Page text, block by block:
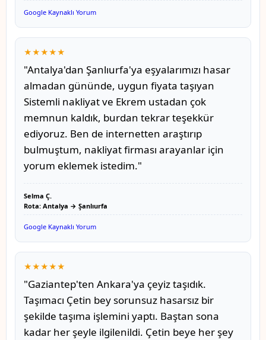
Google Kaynaklı Yorum
★★★★★
"Antalya'dan Şanlıurfa'ya eşyalarımızı hasar
almadan gününde, uygun fiyata taşıyan
Sistemli nakliyat ve Ekrem ustadan çok
memnun kaldık, burdan tekrar teşekkür
ediyoruz. Ben de internetten araştırıp
bulmuştum, nakliyat firması arayanlar için
yorum eklemek istedim."
Selma Ç.
Rota: Antalya → Şanlıurfa
Google Kaynaklı Yorum
★★★★★
"Gaziantep'ten Ankara'ya çeyiz taşıdık.
Taşımacı Çetin bey sorunsuz hasarsız bir
şekilde taşıma işlemini yaptı. Baştan sona
kadar her şeyle ilgilenildi. Çetin beye her şey